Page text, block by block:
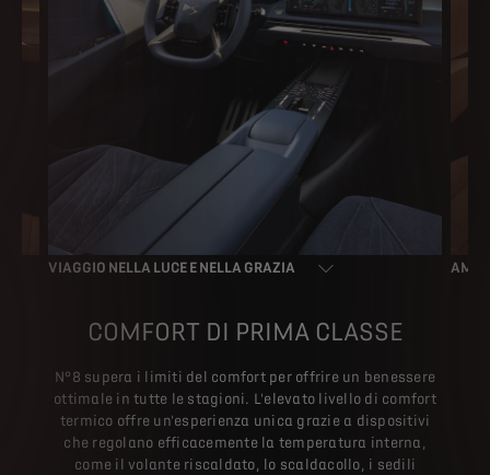
VIAGGIO NELLA LUCE E NELLA GRAZIA
COMFORT DI PRIMA CLASSE
N°8 supera i limiti del comfort per offrire un benessere
ottimale in tutte le stagioni. L'elevato livello di comfort
termico offre un'esperienza unica grazie a dispositivi
che regolano efficacemente la temperatura interna,
come il volante riscaldato, lo scaldacollo, i sedili